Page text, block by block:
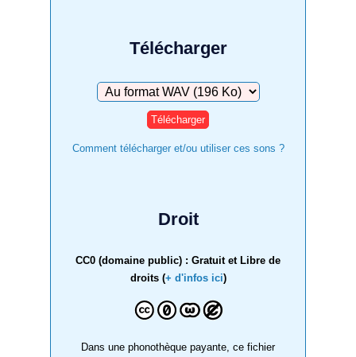
Télécharger
Télécharger
Comment télécharger et/ou utiliser ces sons ?
Droit
CC0 (domaine public) : Gratuit et Libre de
droits (+ d'infos ici)
Dans une phonothèque payante, ce fichier